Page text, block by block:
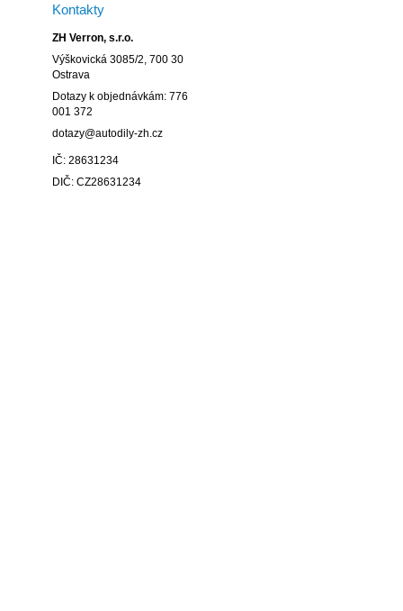
Kontakty
ZH Verron, s.r.o.
Výškovická 3085/2, 700 30
Ostrava
Dotazy k objednávkám: 776
001 372
dotazy@autodily-zh.cz
IČ: 28631234
DIČ: CZ28631234